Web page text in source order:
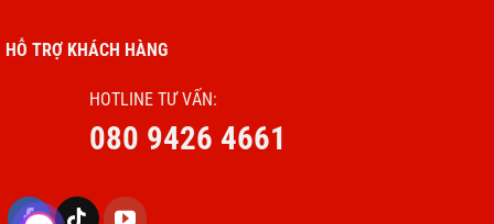
HỖ TRỢ KHÁCH HÀNG
HOTLINE TƯ VẤN:
080 9426 4661